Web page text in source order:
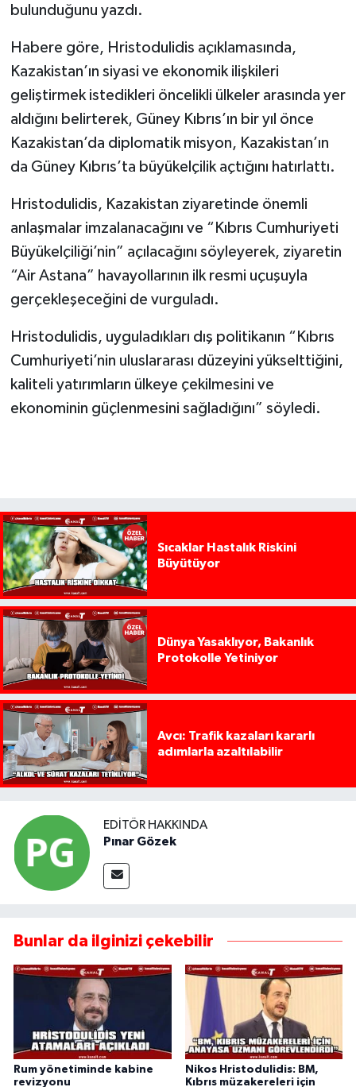
bulunduğunu yazdı.
Habere göre, Hristodulidis açıklamasında,
Kazakistan’ın siyasi ve ekonomik ilişkileri
geliştirmek istedikleri öncelikli ülkeler arasında yer
aldığını belirterek, Güney Kıbrıs’ın bir yıl önce
Kazakistan’da diplomatik misyon, Kazakistan’ın
da Güney Kıbrıs’ta büyükelçilik açtığını hatırlattı.
Hristodulidis, Kazakistan ziyaretinde önemli
anlaşmalar imzalanacağını ve “Kıbrıs Cumhuriyeti
Büyükelçiliği’nin” açılacağını söyleyerek, ziyaretin
“Air Astana” havayollarının ilk resmi uçuşuyla
gerçekleşeceğini de vurguladı.
Hristodulidis, uyguladıkları dış politikanın “Kıbrıs
Cumhuriyeti’nin uluslararası düzeyini yükselttiğini,
kaliteli yatırımların ülkeye çekilmesini ve
ekonominin güçlenmesini sağladığını” söyledi.
Sıcaklar Hastalık Riskini
Büyütüyor
Dünya Yasaklıyor, Bakanlık
Protokolle Yetiniyor
Avcı: Trafik kazaları kararlı
adımlarla azaltılabilir
EDITÖR HAKKINDA
Pınar Gözek
Bunlar da ilginizi çekebilir
Rum yönetiminde kabine
revizyonu
Nikos Hristodulidis: BM,
Kıbrıs müzakereleri için